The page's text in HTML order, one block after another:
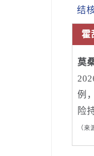
结
霍
莫
例
险
（来